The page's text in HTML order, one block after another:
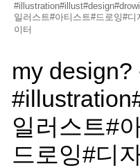
일러스트#아티스트#드로잉#
이터
my design?
일러스트#
드로잉#디